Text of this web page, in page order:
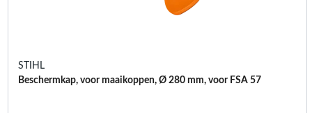
STIHL
Beschermkap, voor maaikoppen, Ø 280 mm, voor FSA 57